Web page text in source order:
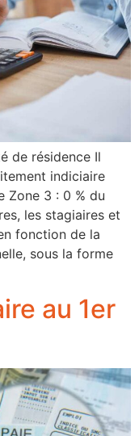
de résidence Il
indiciaire
Zone 3 : 0 % du
les stagiaires et
fonction de la
sous la forme
au 1er